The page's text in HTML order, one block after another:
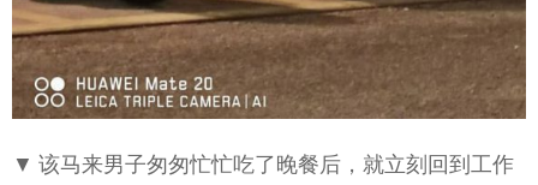
▼ 该马来男子匆匆忙忙吃了晚餐后，就立刻回到工作